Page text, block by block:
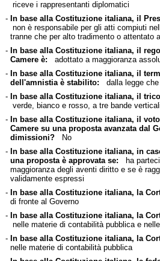
riceve i rappresentanti diplomatici
- In base alla Costituzione italiana, il
non è responsabile per gli atti compiuti
tranne che per alto tradimento o attentato
- In base alla Costituzione italiana, il
Camere è: adottato a maggioranza
- In base alla Costituzione italiana, il
dell'amnistia è stabilito: dalla legge che
- In base alla Costituzione italiana, il
verde, bianco e rosso, a tre bande
- In base alla Costituzione italiana, il
Camere su una proposta avanzata dal
dimissioni?No
- In base alla Costituzione italiana, in
una proposta è approvata se: ha
maggioranza degli aventi diritto e se è
validamente espressi
- In base alla Costituzione italiana, la
di fronte al Governo
- In base alla Costituzione italiana, la
nelle materie di contabilità pubblica e
- In base alla Costituzione italiana, la
nelle materie di contabilità pubblica